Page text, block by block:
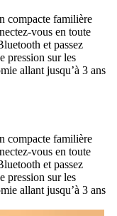
compacte familière
vous en toute
et passez
pression sur les
allant jusqu’à 3 ans
compacte familière
vous en toute
et passez
pression sur les
allant jusqu’à 3 ans